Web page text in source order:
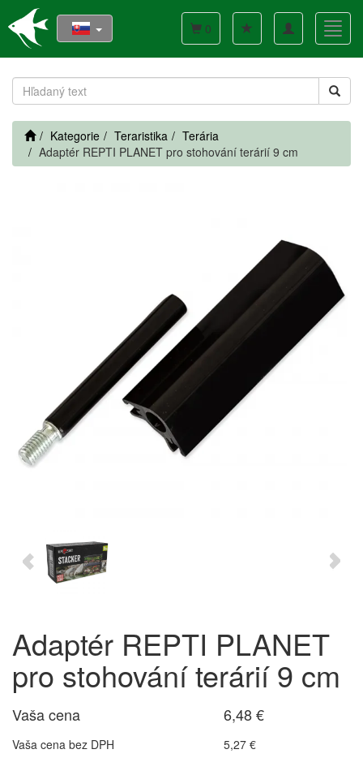
Toggle
navigation
0
Kategorie Teraristika
Terária
Adaptér REPTI PLANET pro stohování terárií 9 cm
Adaptér REPTI PLANET
pro stohování terárií 9 cm
Vaša cena 6,48 €
Vaša cena bez DPH
5,27 €